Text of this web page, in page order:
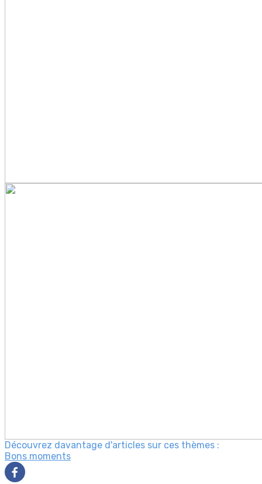
Découvrez davantage d'articles sur ces thèmes :
Bons moments